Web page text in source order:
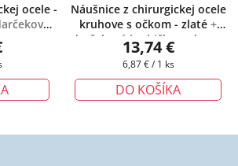
ocele -
Náušnice z chirurgickej ocele
kruhove s očkom - zlaté +
darčeková krabička zadarmo
13,74 €
Jednotková
6,87 € / 1 ks
DO KOŠÍKA